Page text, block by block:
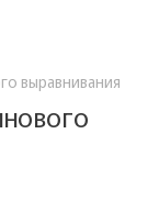
выравнивания